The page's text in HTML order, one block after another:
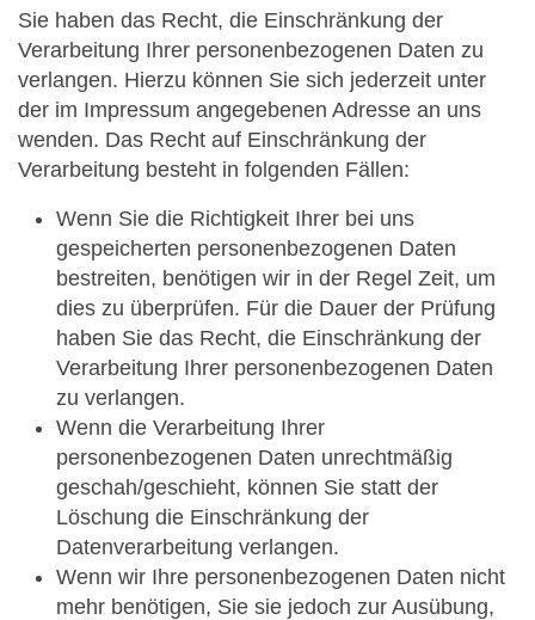
Sie haben das Recht, die Einschränkung der
Verarbeitung Ihrer personenbezogenen Daten zu
verlangen. Hierzu können Sie sich jederzeit unter
der im Impressum angegebenen Adresse an uns
wenden. Das Recht auf Einschränkung der
Verarbeitung besteht in folgenden Fällen:
Wenn Sie die Richtigkeit Ihrer bei uns
gespeicherten personenbezogenen Daten
bestreiten, benötigen wir in der Regel Zeit, um
dies zu überprüfen. Für die Dauer der Prüfung
haben Sie das Recht, die Einschränkung der
Verarbeitung Ihrer personenbezogenen Daten
zu verlangen.
Wenn die Verarbeitung Ihrer
personenbezogenen Daten unrechtmäßig
geschah/geschieht, können Sie statt der
Löschung die Einschränkung der
Datenverarbeitung verlangen.
Wenn wir Ihre personenbezogenen Daten nicht
mehr benötigen, Sie sie jedoch zur Ausübung,